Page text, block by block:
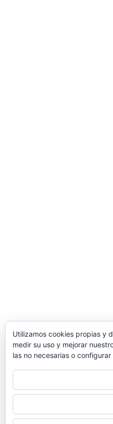
Utilizamos cookies propias y
medir su uso y mejorar
las no necesarias o